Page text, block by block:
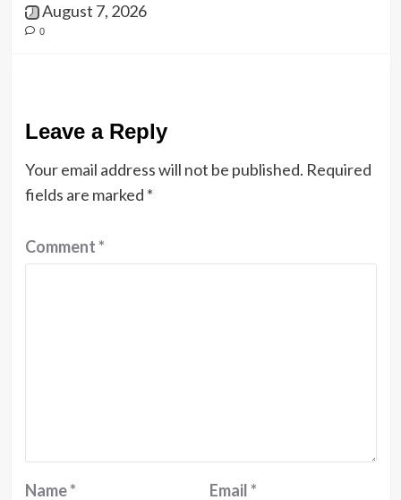
August 7, 2026
0
Leave a Reply
Your email address will not be published. Required
fields are marked *
Comment*
Name* Email*